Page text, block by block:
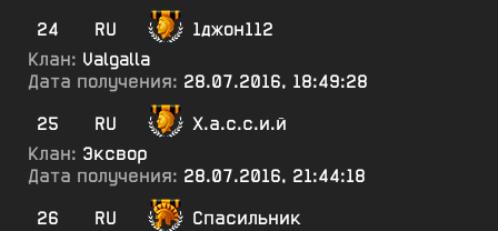
24
RU
1джон112
Клан: Valgalla
Дата получения: 28.07.2016, 18:49:28
25
RU
Х.а.с.с.и.й
Клан: Эксвор
Дата получения: 28.07.2016, 21:44:18
26
RU
Спасильник